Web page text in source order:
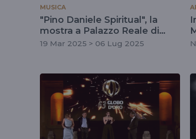
MUSICA
"Pino Daniele Spiritual", la
mostra a Palazzo Reale di
Napoli
19 Mar 2025 > 06 Lug 2025